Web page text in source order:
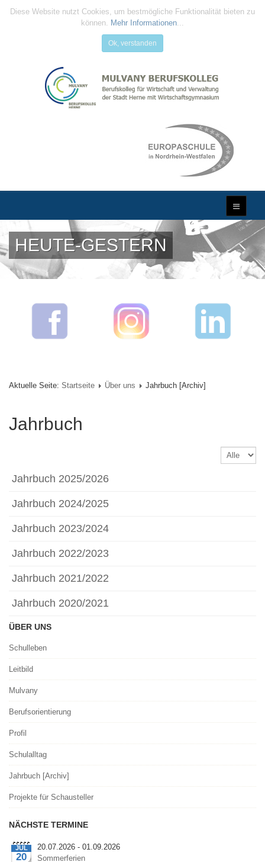
Diese Website nutzt Cookies, um bestmögliche Funktionalität bieten zu
können. Mehr Informationen...
Ok, verstanden
HEUTE-GESTERN
Aktuelle Seite: Startseite Über uns Jahrbuch [Archiv]
Jahrbuch
Anzeige
#
Jahrbuch 2025/2026
Jahrbuch 2024/2025
Jahrbuch 2023/2024
Jahrbuch 2022/2023
Jahrbuch 2021/2022
Jahrbuch 2020/2021
ÜBER UNS
Schulleben
Leitbild
Mulvany
Berufsorientierung
Profil
Schulalltag
Jahrbuch [Archiv]
Projekte für Schausteller
NÄCHSTE TERMINE
JUL
20
20.07.2026 - 01.09.2026
Sommerferien